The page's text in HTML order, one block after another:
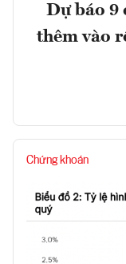
Dự báo 9
thêm vào
Chứng khoán